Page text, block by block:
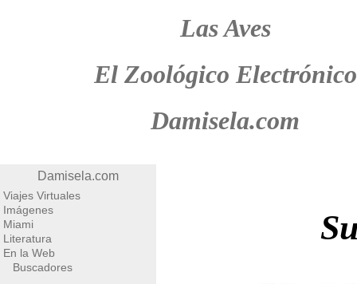
Las Aves
El Zoológico Electrónico
Damisela.com
Damisela.com
Viajes Virtuales
Imágenes
Miami
Literatura
En la Web
Buscadores